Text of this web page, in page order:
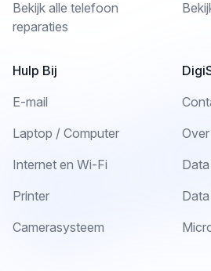
Bekijk alle telefoon
reparaties
Hulp Bij
E-mail
Laptop / Computer
Internet en Wi-Fi
Printer
Camerasysteem